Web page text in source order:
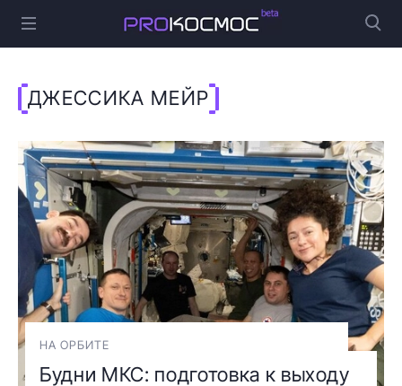
ДЖЕССИКА МЕЙР
НА ОРБИТЕ
Будни МКС: подготовка к выходу